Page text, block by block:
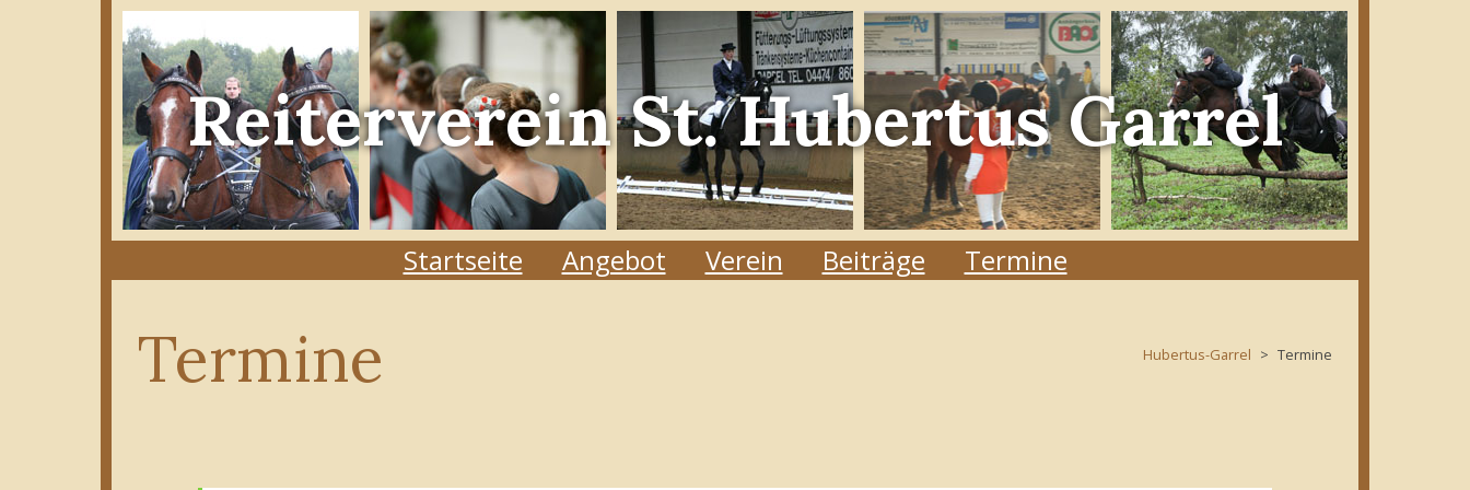
ReitervereinSt. Hubertus Garrel
Startseite Angebot Verein Beiträge Termine
Termine Hubertus-Garrel Termine